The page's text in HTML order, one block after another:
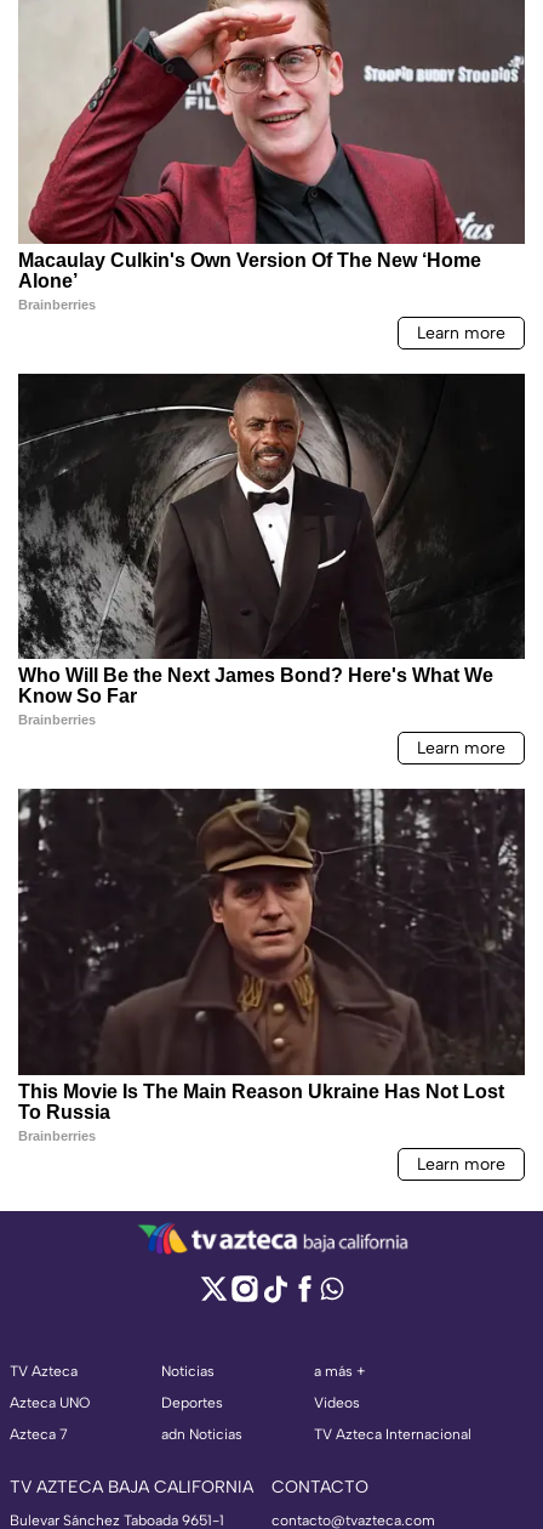
TV Azteca
Azteca UNO
Azteca 7
Noticias
Deportes
adn Noticias
a más +
Videos
TV Azteca Internacional
TV AZTECA BAJA CALIFORNIA
Bulevar Sánchez Taboada 9651-1
CONTACTO
contacto@tvazteca.com